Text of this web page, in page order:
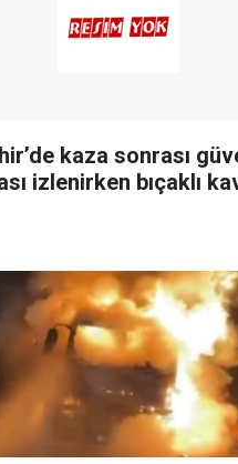
kaza sonrası
izlenirken bıçaklı